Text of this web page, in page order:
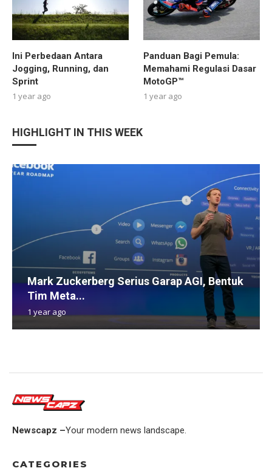
Ini Perbedaan Antara
Jogging, Running, dan
Sprint
1 year ago
Panduan Bagi Pemula:
Memahami Regulasi Dasar
MotoGP™
1 year ago
HIGHLIGHT IN THIS WEEK
Mark Zuckerberg Serius Garap AGI, Bentuk
Tim Meta...
1 year ago
Newscapz –Your modern news landscape.
CATEGORIES